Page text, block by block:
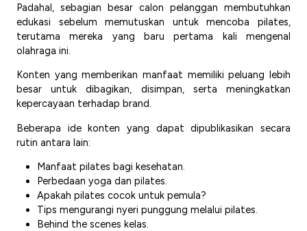
Padahal, sebagian besar calon pelanggan membutuhkan
edukasi sebelum memutuskan untuk mencoba pilates,
terutama mereka yang baru pertama kali mengenal
olahraga ini.
Konten yang memberikan manfaat memiliki peluang lebih
besar untuk dibagikan, disimpan, serta meningkatkan
kepercayaan terhadap brand.
Beberapa ide konten yang dapat dipublikasikan secara
rutin antara lain:
Manfaat pilates bagi kesehatan.
Perbedaan yoga dan pilates.
Apakah pilates cocok untuk pemula?
Tips mengurangi nyeri punggung melalui pilates.
Behind the scenes kelas.